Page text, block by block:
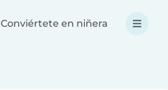
Conviértete en niñera